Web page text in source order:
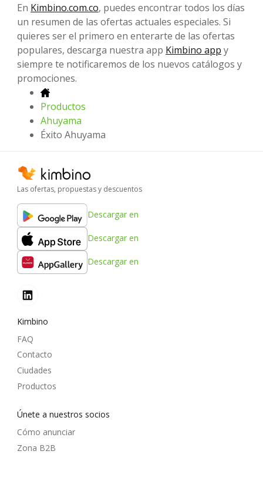
En Kimbino.com.co, puedes encontrar todos los días
un resumen de las ofertas actuales especiales. Si
quieres ser el primero en enterarte de las ofertas
populares, descarga nuestra app Kimbino app y
siempre te notificaremos de los nuevos catálogos y
promociones.
Productos
Ahuyama
Éxito Ahuyama
Las ofertas, propuestas y descuentos
Descargar en
Descargar en
Descargar en
Kimbino
FAQ
Contacto
Ciudades
Productos
Únete a nuestros socios
Cómo anunciar
Zona B2B